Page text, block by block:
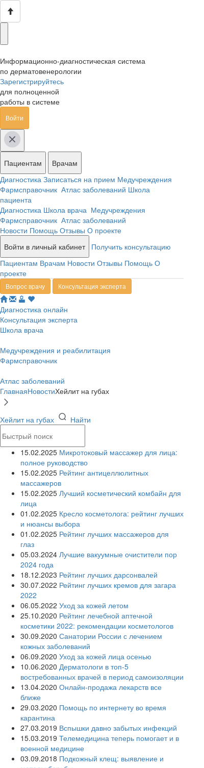
Информационно-диагностическая система
по дерматовенерологии
Зарегистрируйтесь
для полноценной
работы в системе
Войти
Пациентам
Врачам
Диагностика Записаться на прием Медучреждения
Фармсправочник Атлас заболеваний Школа
пациента
Диагностика Школа врача Медучреждения
Фармсправочник Атлас заболеваний
Новости Помощь Отзывы О проекте
Войти в личный кабинет
Получить консультацию
Пациентам Врачам Новости Отзывы Помощь О
проекте
Вопрос врачу Консультация эксперта
Диагностика онлайн
Консультация эксперта
Школа врача
Медучреждения и реабилитация
Фармсправочник
Атлас заболеваний
ГлавнаяНовостиХейлит на губах
Хейлит на губах Найти
15.02.2025 Микротоковый массажер для лица:
полное руководство
15.02.2025 Рейтинг антицеллюлитных
массажеров
15.02.2025 Лучший косметический комбайн для
лица
01.02.2025 Кресло косметолога: рейтинг лучших
и нюансы выбора
01.02.2025 Рейтинг лучших массажеров для
глаз
05.03.2024 Лучшие вакуумные очистители пор
2024 года
18.12.2023 Рейтинг лучших дарсонвалей
30.07.2022 Рейтинг лучших кремов для загара
2022
06.05.2022 Уход за кожей летом
25.10.2020 Рейтинг лечебной аптечной
косметики 2022: рекомендации косметологов
30.09.2020 Санатории России с лечением
кожных заболеваний
06.09.2020 Уход за кожей лица осенью
10.06.2020 Дерматологи в топ-5
востребованных врачей в период самоизоляции
13.04.2020 Онлайн-продажа лекарств все
ближе
29.03.2020 Помощь по интернету во время
карантина
27.03.2019 Вспышки давно забытых инфекций
15.03.2019 Телемедицина теперь помогает и в
военной медицине
03.09.2018 Подкожный клещ: выявление и